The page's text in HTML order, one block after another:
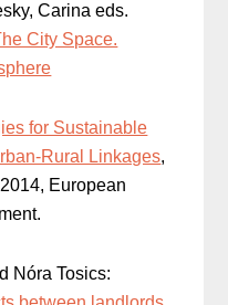
Carina eds.
City Space.
for Sustainable
Rural Linkages,
European
Nóra Tosics: